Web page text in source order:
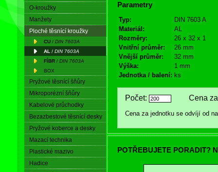
O-kroužky
Manžety
Ploché těsnící kroužky
CU / DIN 7603A
AL / DIN 7603A
FÍBR / DIN 7603A
BOX
Pryžové těsnící šňůry
Mikroporézní šňůry
Kabelové průchodky
Bezazbestové těsnící desky
Pryžové koberce a desky
Mazací technika
Plastické mazivo
Hadice
Parametry
Typ:
DIN 7603 A
Materiál:
AL
Rozměry:
26 x 32 x 1
Vnitřní průměr:
26 mm
Vnější průměr:
32 mm
Výška:
1 mm
Jednotka / balení: ks
Počet: Cena za
Cena za jednotku se odvíjí od
POTŘEBUJETE PORADIT?